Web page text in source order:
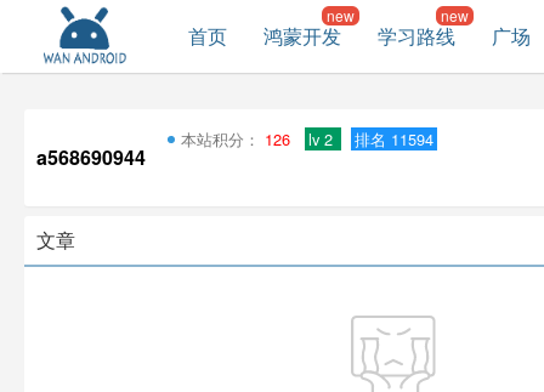
首页 鸿蒙开发 学习路线 广场
a568690944
本站积分： 126 lv 2 排名 11594
文章